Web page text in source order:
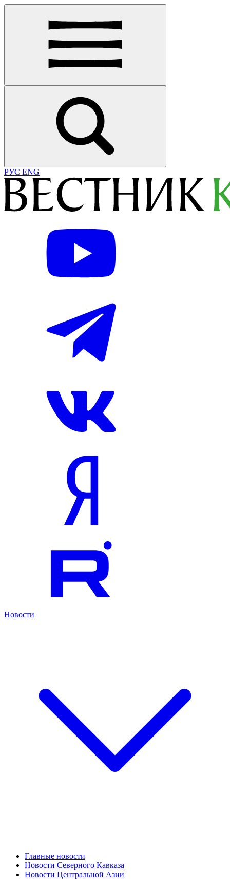
РУС ENG
Новости
Главные новости
Новости Северного Кавказа
Новости Центральной Азии